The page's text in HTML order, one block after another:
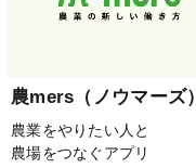
農mers（ノウマーズ）
農業をやりたい人と
農場をつなぐアプリ